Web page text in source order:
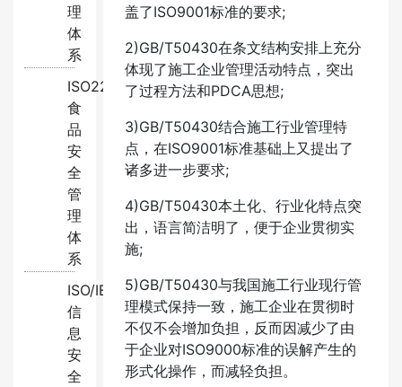
理
体
系
ISO22000:2018
食
品
安
全
管
理
体
系
ISO/IEC27001:2022
信
息
安
全
盖了ISO9001标准的要求;
2)GB/T50430在条文结构安排上充分
体现了施工企业管理活动特点，突出
了过程方法和PDCA思想;
3)GB/T50430结合施工行业管理特
点，在ISO9001标准基础上又提出了
诸多进一步要求;
4)GB/T50430本土化、行业化特点突
出，语言简洁明了，便于企业贯彻实
施;
5)GB/T50430与我国施工行业现行管
理模式保持一致，施工企业在贯彻时
不仅不会增加负担，反而因减少了由
于企业对ISO9000标准的误解产生的
形式化操作，而减轻负担。